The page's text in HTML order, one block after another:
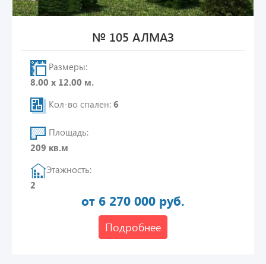
№ 105 АЛМАЗ
Размеры:
8.00 х 12.00 м.
Кол-во спален: 6
Площадь:
209 кв.м
Этажность:
2
от 6 270 000 руб.
Подробнее